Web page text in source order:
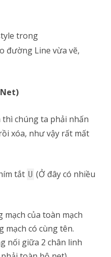
trong
đường Line vừa vẽ,
chúng ta phải nhấn
xóa, như vậy rất mất
tắt U (Ở đây có nhiều
mạch của toàn mạch
mạch có cùng tên.
nối giữa 2 chân linh